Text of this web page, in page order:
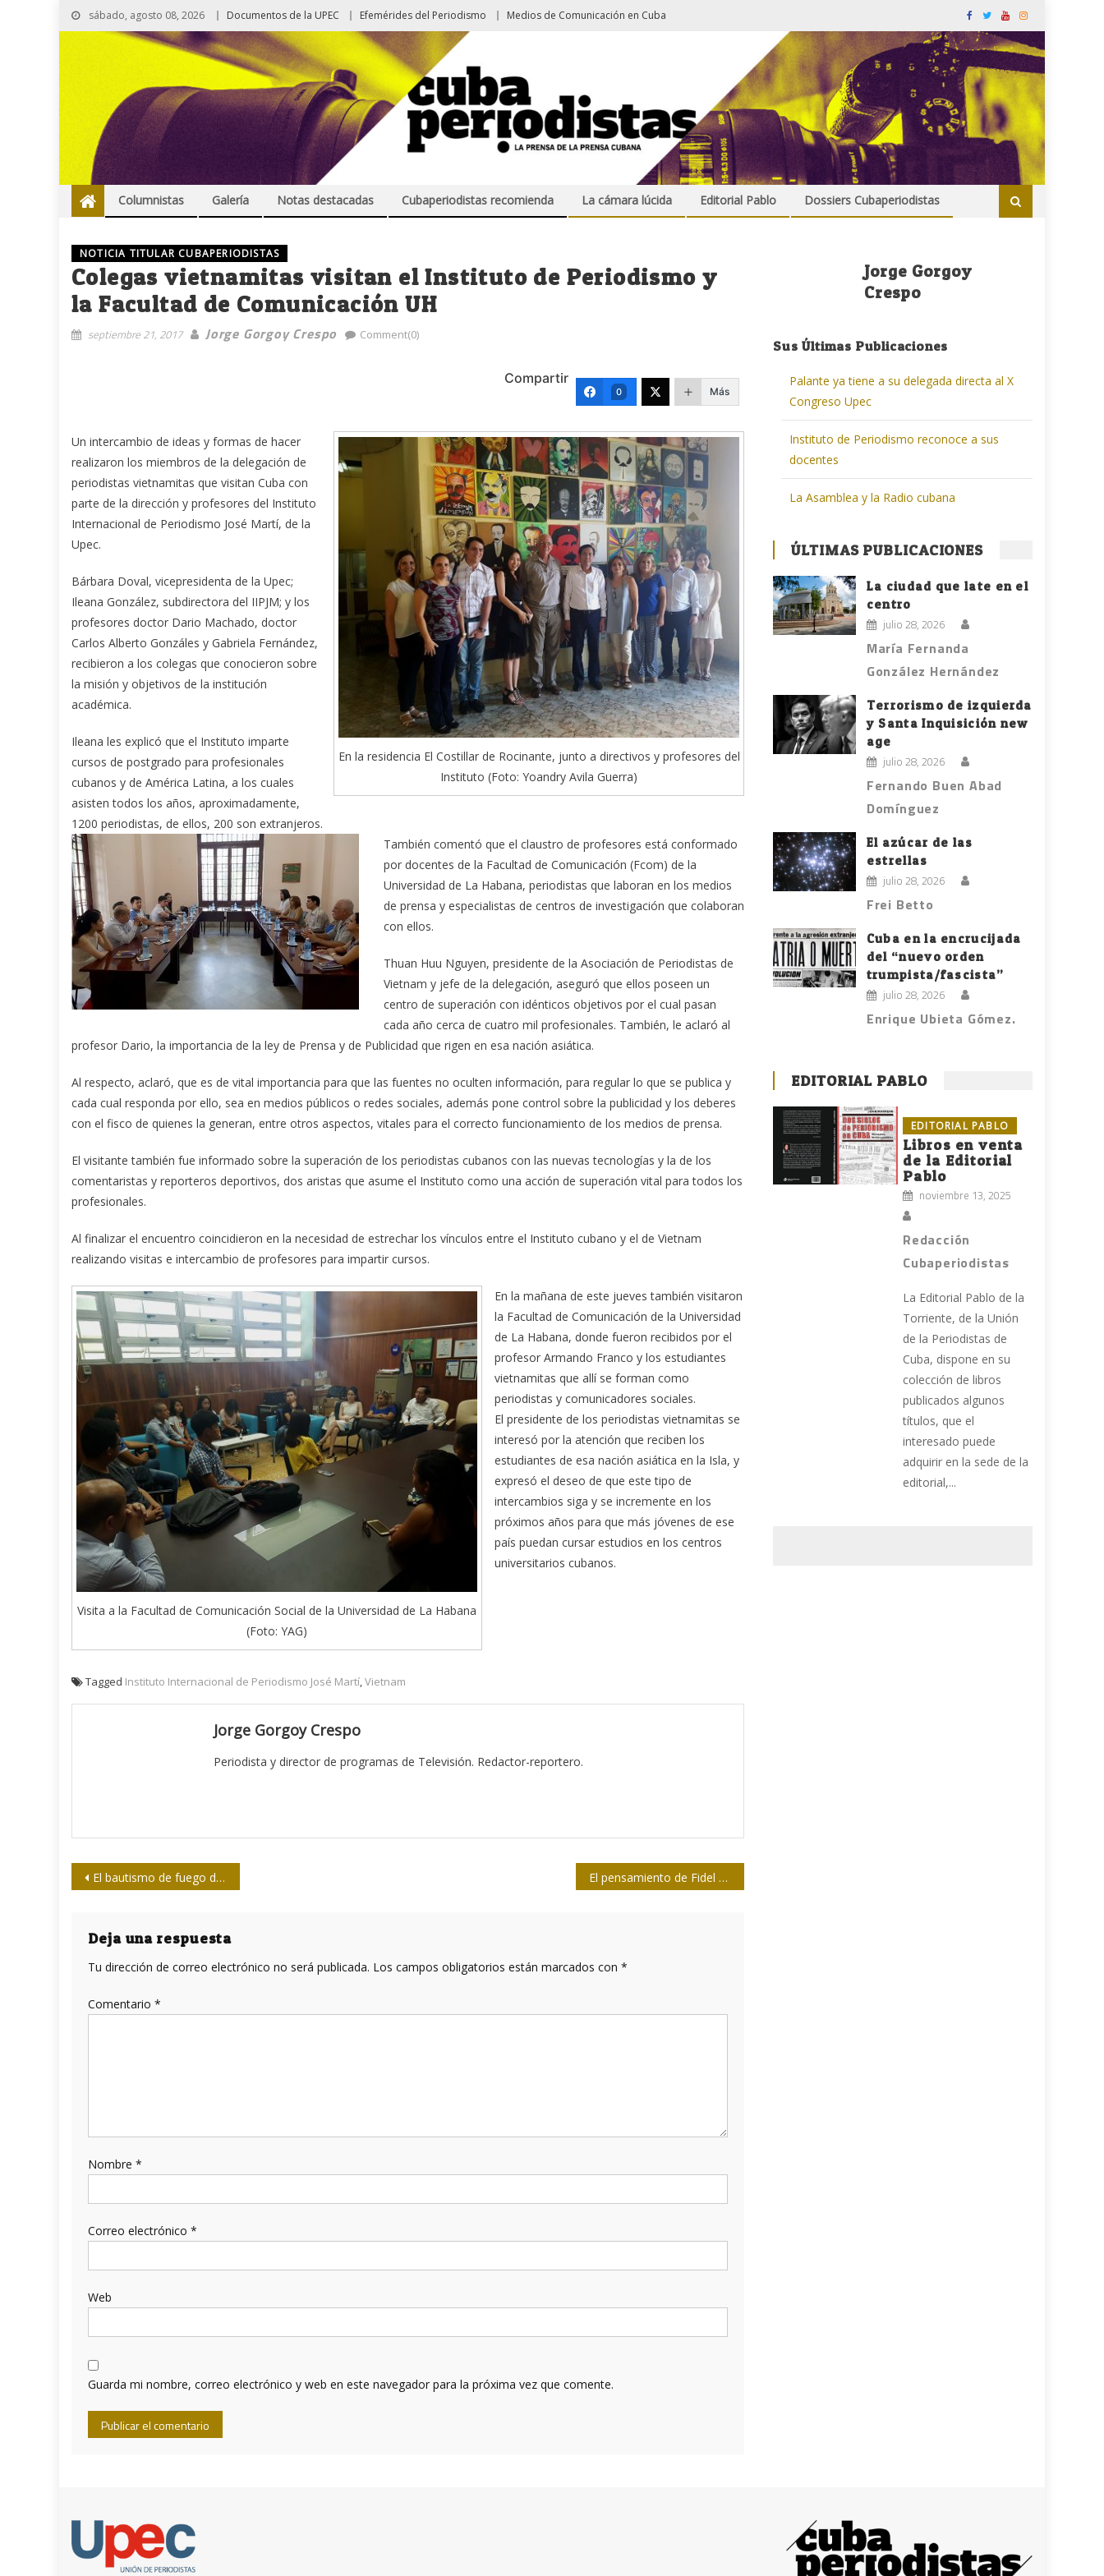
sábado, agosto 08, 2026 Documentos de la UPEC Efemérides del Periodismo Medios de Comunicación en Cuba
Columnistas Galería Notas destacadas Cubaperiodistas recomienda La cámara lúcida Editorial Pablo Dossiers Cubaperiodistas
NOTICIA TITULAR CUBAPERIODISTAS
Colegas vietnamitas visitan el Instituto de Periodismo y
la Facultad de Comunicación UH
septiembre 21, 2017 Jorge Gorgoy Crespo Comment(0)
Compartir
0 Más
En la residencia El Costillar de Rocinante, junto a directivos y profesores del
Instituto (Foto: Yoandry Avila Guerra)
Un intercambio de ideas y formas de hacer
realizaron los miembros de la delegación de
periodistas vietnamitas que visitan Cuba con
parte de la dirección y profesores del Instituto
Internacional de Periodismo José Martí, de la
Upec.
Bárbara Doval, vicepresidenta de la Upec;
Ileana González, subdirectora del IIPJM; y los
profesores doctor Dario Machado, doctor
Carlos Alberto Gonzáles y Gabriela Fernández,
recibieron a los colegas que conocieron sobre
la misión y objetivos de la institución
académica.
Ileana les explicó que el Instituto imparte
cursos de postgrado para profesionales
cubanos y de América Latina, a los cuales
asisten todos los años, aproximadamente,
1200 periodistas, de ellos, 200 son extranjeros.
También comentó que el claustro de profesores está conformado
por docentes de la Facultad de Comunicación (Fcom) de la
Universidad de La Habana, periodistas que laboran en los medios
de prensa y especialistas de centros de investigación que colaboran
con ellos.
Thuan Huu Nguyen, presidente de la Asociación de Periodistas de
Vietnam y jefe de la delegación, aseguró que ellos poseen un
centro de superación con idénticos objetivos por el cual pasan
cada año cerca de cuatro mil profesionales. También, le aclaró al
profesor Dario, la importancia de la ley de Prensa y de Publicidad que rigen en esa nación asiática.
Al respecto, aclaró, que es de vital importancia para que las fuentes no oculten información, para regular lo que se publica y
cada cual responda por ello, sea en medios públicos o redes sociales, además pone control sobre la publicidad y los deberes
con el fisco de quienes la generan, entre otros aspectos, vitales para el correcto funcionamiento de los medios de prensa.
El visitante también fue informado sobre la superación de los periodistas cubanos con las nuevas tecnologías y la de los
comentaristas y reporteros deportivos, dos aristas que asume el Instituto como una acción de superación vital para todos los
profesionales.
Al finalizar el encuentro coincidieron en la necesidad de estrechar los vínculos entre el Instituto cubano y el de Vietnam
realizando visitas e intercambio de profesores para impartir cursos.
Visita a la Facultad de Comunicación Social de la Universidad de La Habana
(Foto: YAG)
En la mañana de este jueves también visitaron
la Facultad de Comunicación de la Universidad
de La Habana, donde fueron recibidos por el
profesor Armando Franco y los estudiantes
vietnamitas que allí se forman como
periodistas y comunicadores sociales.
El presidente de los periodistas vietnamitas se
interesó por la atención que reciben los
estudiantes de esa nación asiática en la Isla, y
expresó el deseo de que este tipo de
intercambios siga y se incremente en los
próximos años para que más jóvenes de ese
país puedan cursar estudios en los centros
universitarios cubanos.
Tagged Instituto Internacional de Periodismo José Martí,Vietnam
Jorge Gorgoy Crespo
Periodista y director de programas de Televisión. Redactor-reportero.
Navegación
entradas
El bautismo de fuego de Malena El pensamiento de Fidel y la ejemplaridad de Moltó, guían el quehacer del periodismo granmense
Deja una respuesta
Tu dirección de correo electrónico no será publicada. Los campos obligatorios están marcados con *
Comentario *
Nombre *
Correo electrónico *
Web
Guarda mi nombre, correo electrónico y web en este navegador para la próxima vez que comente.
Jorge Gorgoy
Crespo
Sus Últimas Publicaciones
Palante ya tiene a su delegada directa al X
Congreso Upec
Instituto de Periodismo reconoce a sus
docentes
La Asamblea y la Radio cubana
ÚLTIMAS PUBLICACIONES
La ciudad que late en el
centro
julio 28, 2026
María Fernanda
González Hernández
Terrorismo de izquierda
y Santa Inquisición new
age
julio 28, 2026
Fernando Buen Abad
Domínguez
El azúcar de las
estrellas
julio 28, 2026
Frei Betto
Cuba en la encrucijada
del “nuevo orden
trumpista/fascista”
julio 28, 2026
Enrique Ubieta Gómez.
EDITORIAL PABLO
EDITORIAL PABLO
Libros en venta
de la Editorial
Pablo
noviembre 13, 2025
Redacción
Cubaperiodistas
La Editorial Pablo de la
Torriente, de la Unión
de la Periodistas de
Cuba, dispone en su
colección de libros
publicados algunos
títulos, que el
interesado puede
adquirir en la sede de la
editorial,...